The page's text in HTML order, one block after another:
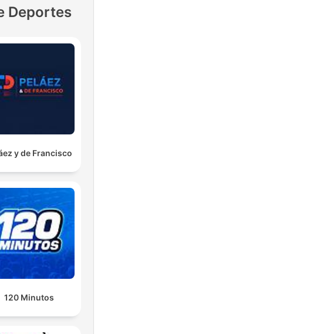
Deportes
y de Francisco
120 Minutos